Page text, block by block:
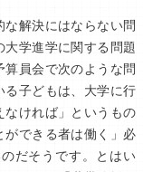
解決にはならない問
学進学に関する問題
員会で次のような問
る子どもは、大学に行
なければ」というもの
ができる者は働く」必
だそうです。とはい